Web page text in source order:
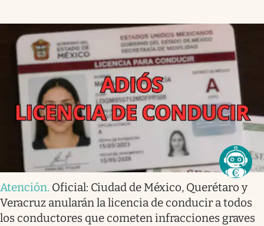
Atención. Oficial: Ciudad de México, Querétaro y
Veracruz anularán la licencia de conducir a todos
los conductores que cometen infracciones graves